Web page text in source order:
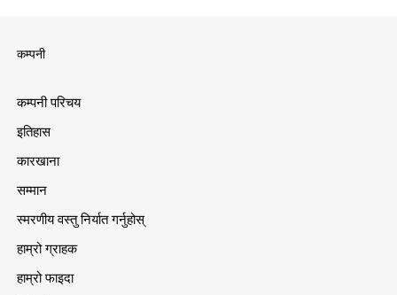
कम्पनी
कम्पनी परिचय
इतिहास
कारखाना
सम्मान
स्मरणीय वस्तु निर्यात गर्नुहोस्
हाम्रो ग्राहक
हाम्रो फाइदा